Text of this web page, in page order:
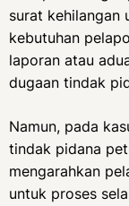
surat kehilangan
kebutuhan
laporan atau
dugaan tindak
Namun, pada
tindak pidana
mengarahkan
untuk proses